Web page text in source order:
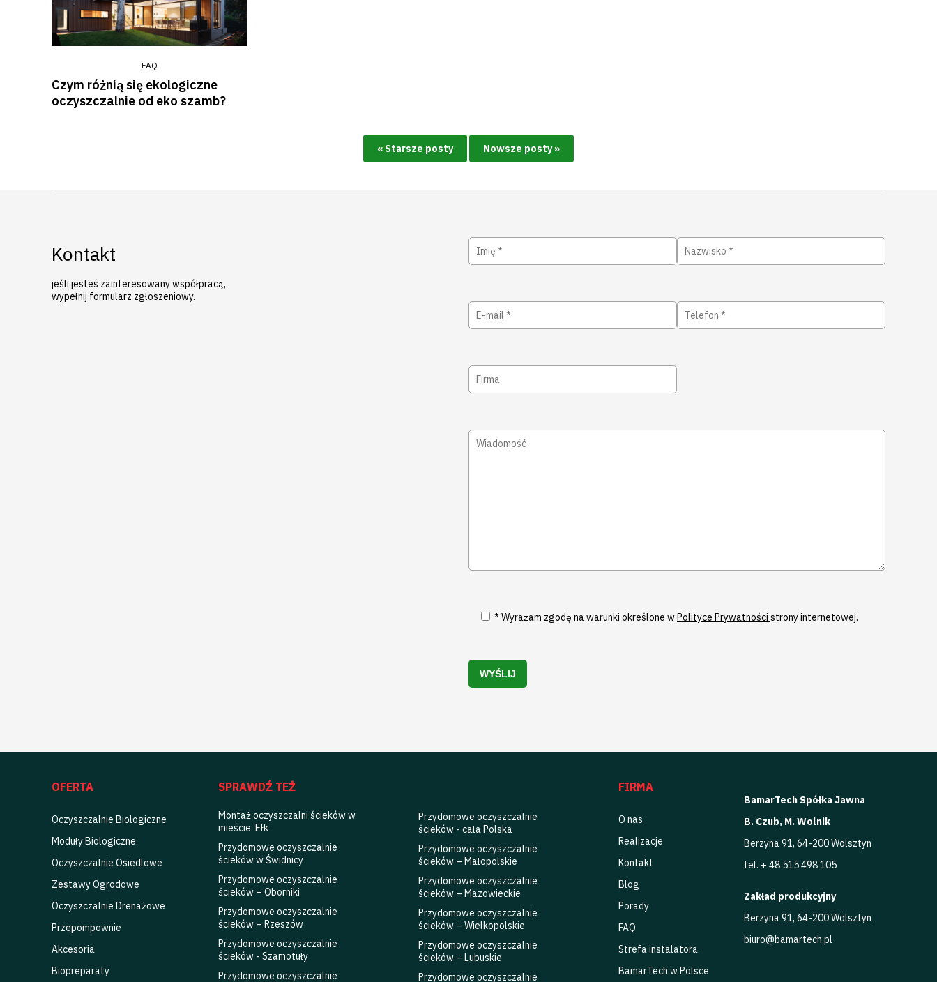
FAQ
Czym różnią się ekologiczne
oczyszczalnie od eko szamb?
« Starsze posty Nowsze posty »
Kontakt
jeśli jesteś zainteresowany współpracą,
wypełnij formularz zgłoszeniowy.
* Wyrażam zgodę na warunki określone w Polityce Prywatności strony internetowej.
OFERTA
Oczyszczalnie Biologiczne
Moduły Biologiczne
Oczyszczalnie Osiedlowe
Zestawy Ogrodowe
Oczyszczalnie Drenażowe
Przepompownie
Akcesoria
Biopreparaty
SPRAWDŹ TEŻ
Montaż oczyszczalni ścieków w
mieście: Ełk
Przydomowe oczyszczalnie
ścieków w Świdnicy
Przydomowe oczyszczalnie
ścieków – Oborniki
Przydomowe oczyszczalnie
ścieków – Rzeszów
Przydomowe oczyszczalnie
ścieków - Szamotuły
Przydomowe oczyszczalnie
Przydomowe oczyszczalnie
ścieków - cała Polska
Przydomowe oczyszczalnie
ścieków – Małopolskie
Przydomowe oczyszczalnie
ścieków – Mazowieckie
Przydomowe oczyszczalnie
ścieków – Wielkopolskie
Przydomowe oczyszczalnie
ścieków – Lubuskie
Przydomowe oczyszczalnie
FIRMA
O nas
Realizacje
Kontakt
Blog
Porady
FAQ
Strefa instalatora
BamarTech w Polsce
BamarTech Spółka Jawna
B. Czub, M. Wolnik
Berzyna 91, 64-200 Wolsztyn
tel. + 48 515 498 105
Zakład produkcyjny
Berzyna 91, 64-200 Wolsztyn
biuro@bamartech.pl